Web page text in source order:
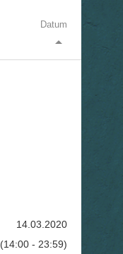
Datum
arrow_drop_up
14.03.2020
(14:00 - 23:59)